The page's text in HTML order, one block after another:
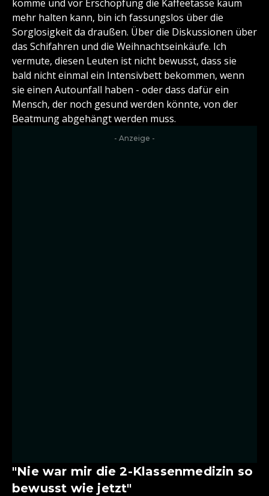
komme und vor Erschöpfung die Kaffeetasse kaum
mehr halten kann, bin ich fassungslos über die
Sorglosigkeit da draußen. Über die Diskussionen über
das Schifahren und die Weihnachtseinkäufe. Ich
vermute, diesen Leuten ist nicht bewusst, dass sie
bald nicht einmal ein Intensivbett bekommen, wenn
sie einen Autounfall haben - oder dass dafür ein
Mensch, der noch gesund werden könnte, von der
Beatmung abgehängt werden muss.
- Anzeige -
"Nie war mir die 2-Klassenmedizin so
bewusst wie jetzt"